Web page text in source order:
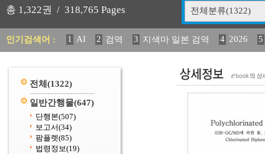
총 1,322권 / 318,765 Pages 전체분류(1322)
인기검색어 : 1 AI 2 검역 3 지색마 일본 검역 4 2026
5
11 2025 12 중독성 식물 도감 13 媛 異 14
전체 (1322)
일반간행물(647)
단행본(507)
보고서(34)
팜플렛(85)
법령정보(19)